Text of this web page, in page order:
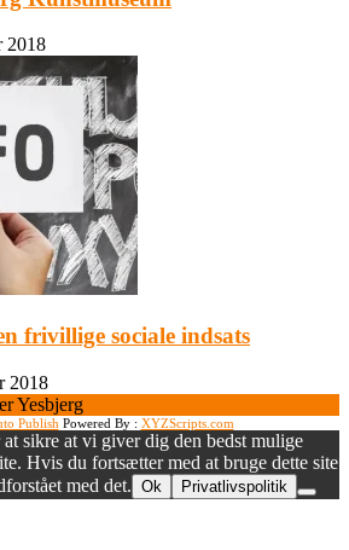
2018
frivillige sociale indsats
2018
Yesbjerg
Publish Powered By : XYZScripts.com
sikre at vi giver dig den bedst mulige
Hvis du fortsætter med at bruge dette site
med det. Ok Privatlivspolitik